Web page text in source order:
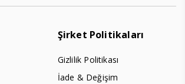
Şirket Politikaları
Gizlilik Politikası
İade & Değişim